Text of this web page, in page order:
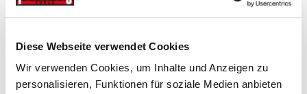
Diese Webseite verwendet Cookies
Wir verwenden Cookies, um Inhalte und Anzeigen zu
personalisieren, Funktionen für soziale Medien anbieten